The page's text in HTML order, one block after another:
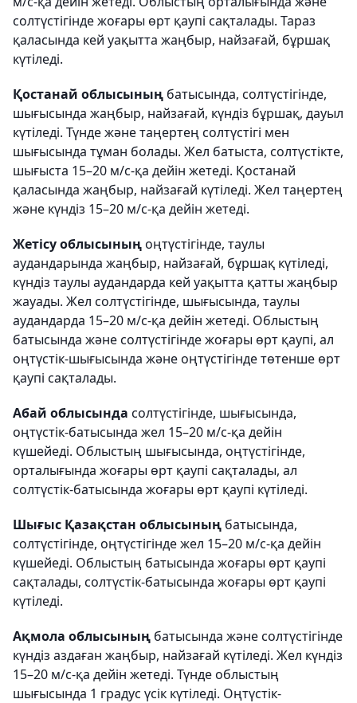
солтүстігінде жоғары өрт қаупі сақталады. Тараз
қаласында кей уақытта жаңбыр, найзағай, бұршақ
күтіледі.
Қостанай облысының батысында, солтүстігінде,
шығысында жаңбыр, найзағай, күндіз бұршақ, дауыл
күтіледі. Түнде және таңертең солтүстігі мен
шығысында тұман болады. Жел батыста, солтүстікте,
шығыста 15–20 м/с-қа дейін жетеді. Қостанай
қаласында жаңбыр, найзағай күтіледі. Жел таңертең
және күндіз 15–20 м/с-қа дейін жетеді.
Жетісу облысыныңоңтүстігінде, таулы
аудандарында жаңбыр, найзағай, бұршақ күтіледі,
күндіз таулы аудандарда кей уақытта қатты жаңбыр
жауады. Жел солтүстігінде, шығысында, таулы
аудандарда 15–20 м/с-қа дейін жетеді. Облыстың
батысында және солтүстігінде жоғары өрт қаупі, ал
оңтүстік-шығысында және оңтүстігінде төтенше өрт
қаупі сақталады.
Абай облысында солтүстігінде, шығысында,
оңтүстік-батысында жел 15–20 м/с-қа дейін
күшейеді. Облыстың шығысында, оңтүстігінде,
орталығында жоғары өрт қаупі сақталады, ал
солтүстік-батысында жоғары өрт қаупі күтіледі.
Шығыс Қазақстан облысының батысында,
солтүстігінде, оңтүстігінде жел 15–20 м/с-қа дейін
күшейеді. Облыстың батысында жоғары өрт қаупі
сақталады, солтүстік-батысында жоғары өрт қаупі
күтіледі.
Ақмола облысының батысында және солтүстігінде
күндіз аздаған жаңбыр, найзағай күтіледі. Жел күндіз
15–20 м/с-қа дейін жетеді. Түнде облыстың
шығысында 1 градус үсік күтіледі. Оңтүстік-